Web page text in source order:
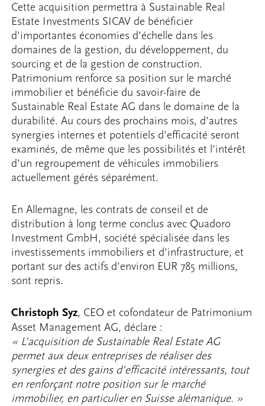
Cette acquisition permettra à Sustainable Real
Estate Investments SICAV de bénéficier
d’importantes économies d’échelle dans les
domaines de la gestion, du développement, du
sourcing et de la gestion de construction.
Patrimonium renforce sa position sur le marché
immobilier et bénéficie du savoir-faire de
Sustainable Real Estate AG dans le domaine de la
durabilité. Au cours des prochains mois, d’autres
synergies internes et potentiels d’efficacité seront
examinés, de même que les possibilités et l’intérêt
d’un regroupement de véhicules immobiliers
actuellement gérés séparément.
En Allemagne, les contrats de conseil et de
distribution à long terme conclus avec Quadoro
Investment GmbH, société spécialisée dans les
investissements immobiliers et d’infrastructure, et
portant sur des actifs d’environ EUR 785 millions,
sont repris.
Christoph Syz, CEO et cofondateur de Patrimonium
Asset Management AG, déclare :
« L’acquisition de Sustainable Real Estate AG
permet aux deux entreprises de réaliser des
synergies et des gains d’efficacité intéressants, tout
en renforçant notre position sur le marché
immobilier, en particulier en Suisse alémanique. »